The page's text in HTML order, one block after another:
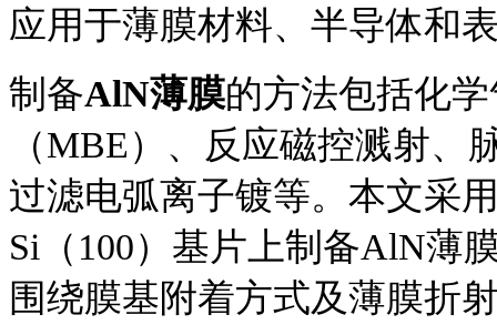
应用于薄膜材料、半导体和
制备AlN薄膜的方法包括化
（MBE）、反应磁控溅射
过滤电弧离子镀等。本文采
Si（100）基片上制备AlN薄
围绕膜基附着方式及薄膜折